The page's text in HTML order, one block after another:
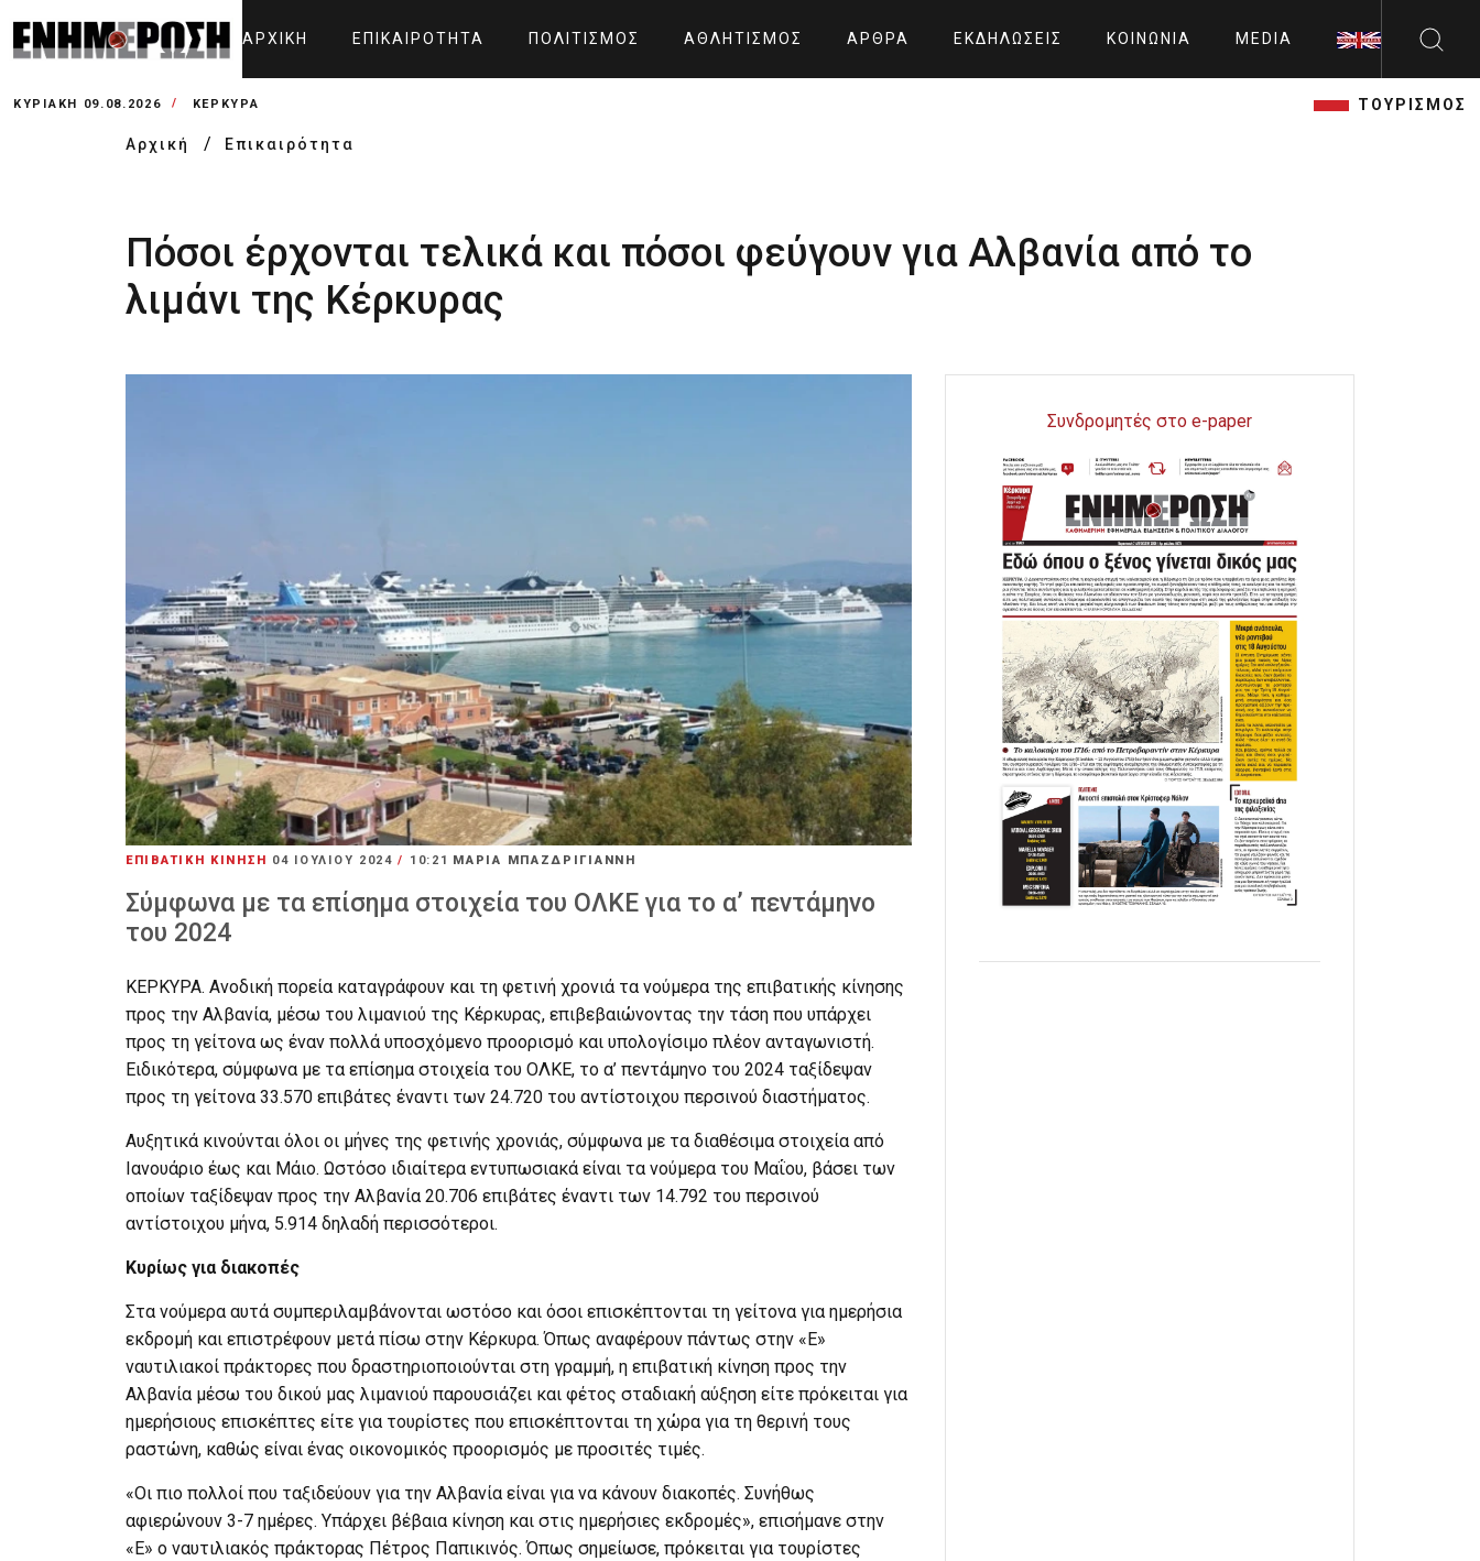
ΑΡΧΙΚΉ ΕΠΙΚΑΙΡΌΤΗΤΑ ΠΟΛΙΤΙΣΜΌΣ ΑΘΛΗΤΙΣΜΌΣ ΆΡΘΡΑ ΕΚΔΗΛΏΣΕΙΣ ΚΟΙΝΩΝΊΑ MEDIA
ΚΥΡΙΑΚΉ 09.08.2026 ΚΕΡΚΥΡΑ ΤΟΥΡΙΣΜΟΣ
Αρχική Επικαιρότητα
Πόσοι έρχονται τελικά και πόσοι φεύγουν για Αλβανία από το
λιμάνι της Κέρκυρας
ΕΠΙΒΑΤΙΚΗ ΚΙΝΗΣΗ 04 ΙΟΥΛΊΟΥ 2024/ 10:21 ΜΑΡΙΑ ΜΠΑΖΔΡΙΓΙΑΝΝΗ
Σύμφωνα με τα επίσημα στοιχεία του ΟΛΚΕ για το α’ πεντάμηνο
του 2024
ΚΕΡΚΥΡΑ. Ανοδική πορεία καταγράφουν και τη φετινή χρονιά τα νούμερα της επιβατικής κίνησης
προς την Αλβανία, μέσω του λιμανιού της Κέρκυρας, επιβεβαιώνοντας την τάση που υπάρχει
προς τη γείτονα ως έναν πολλά υποσχόμενο προορισμό και υπολογίσιμο πλέον ανταγωνιστή.
Ειδικότερα, σύμφωνα με τα επίσημα στοιχεία του ΟΛΚΕ, το α’ πεντάμηνο του 2024 ταξίδεψαν
προς τη γείτονα 33.570 επιβάτες έναντι των 24.720 του αντίστοιχου περσινού διαστήματος.
Αυξητικά κινούνται όλοι οι μήνες της φετινής χρονιάς, σύμφωνα με τα διαθέσιμα στοιχεία από
Ιανουάριο έως και Μάιο. Ωστόσο ιδιαίτερα εντυπωσιακά είναι τα νούμερα του Μαΐου, βάσει των
οποίων ταξίδεψαν προς την Αλβανία 20.706 επιβάτες έναντι των 14.792 του περσινού
αντίστοιχου μήνα, 5.914 δηλαδή περισσότεροι.
Κυρίως για διακοπές
Στα νούμερα αυτά συμπεριλαμβάνονται ωστόσο και όσοι επισκέπτονται τη γείτονα για ημερήσια
εκδρομή και επιστρέφουν μετά πίσω στην Κέρκυρα. Όπως αναφέρουν πάντως στην «Ε»
ναυτιλιακοί πράκτορες που δραστηριοποιούνται στη γραμμή, η επιβατική κίνηση προς την
Αλβανία μέσω του δικού μας λιμανιού παρουσιάζει και φέτος σταδιακή αύξηση είτε πρόκειται για
ημερήσιους επισκέπτες είτε για τουρίστες που επισκέπτονται τη χώρα για τη θερινή τους
ραστώνη, καθώς είναι ένας οικονομικός προορισμός με προσιτές τιμές.
«Οι πιο πολλοί που ταξιδεύουν για την Αλβανία είναι για να κάνουν διακοπές. Συνήθως
αφιερώνουν 3-7 ημέρες. Υπάρχει βέβαια κίνηση και στις ημερήσιες εκδρομές», επισήμανε στην
«Ε» ο ναυτιλιακός πράκτορας Πέτρος Παπικινός. Όπως σημείωσε, πρόκειται για τουρίστες
Συνδρομητές στο e-paper